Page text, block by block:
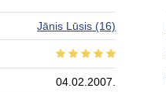
Jānis Lūsis (16)
04.02.2007.